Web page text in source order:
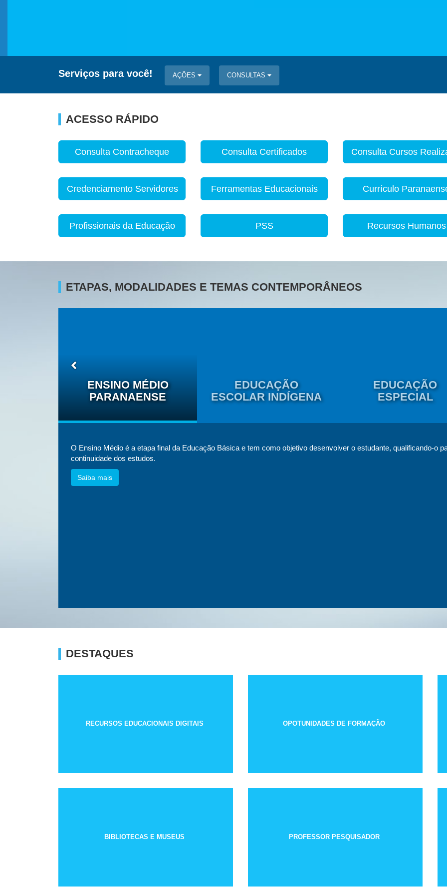
Serviços para você! AÇÕES CONSULTAS
ACESSO RÁPIDO
Consulta Contracheque Consulta Certificados Consulta Cursos
Credenciamento Servidores Ferramentas Educacionais Currículo
Profissionais da Educação PSS Recursos Humanos
ETAPAS, MODALIDADES E TEMAS CONTEMPORÂNEOS
ENSINO MÉDIO
PARANAENSE
EDUCAÇÃO
ESCOLAR INDÍGENA
EDUCAÇÃO
ESPECIAL
O Ensino Médio é a etapa final da Educação Básica e tem como objetivo desenvolver o estudante, qualificando-o
continuidade dos estudos.
Saiba mais
DESTAQUES
RECURSOS EDUCACIONAIS DIGITAIS OPOTUNIDADES DE FORMAÇÃO
BIBLIOTECAS E MUSEUS PROFESSOR PESQUISADOR